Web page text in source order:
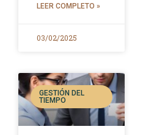
LEER COMPLETO »
03/02/2025
GESTIÓN DEL
TIEMPO